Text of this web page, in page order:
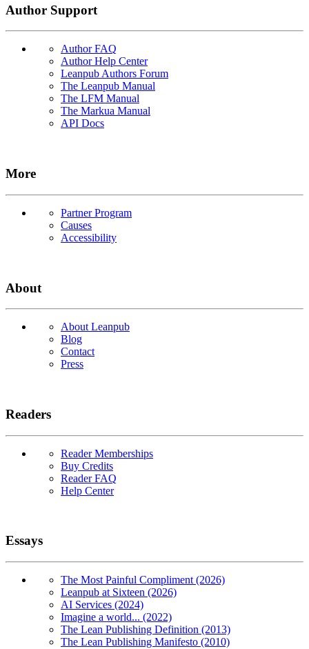
Author Support
Author FAQ
Author Help Center
Leanpub Authors Forum
The Leanpub Manual
The LFM Manual
The Markua Manual
API Docs
More
Partner Program
Causes
Accessibility
About
About Leanpub
Blog
Contact
Press
Readers
Reader Memberships
Buy Credits
Reader FAQ
Help Center
Essays
The Most Painful Compliment (2026)
Leanpub at Sixteen (2026)
AI Services (2024)
Imagine a world... (2022)
The Lean Publishing Definition (2013)
The Lean Publishing Manifesto (2010)